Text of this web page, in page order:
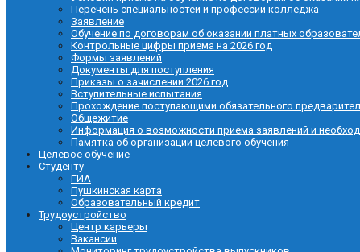
Перечень специальностей и профессий колледжа
Заявление
Обучение по договорам об оказании платных
Контрольные цифры приема на 2026 год
Формы заявлений
Документы для поступления
Приказы о зачислении 2026 год
Вступительные испытания
Прохождение поступающими обязательного
Общежитие
Информация о возможности приема заявлений и
Памятка об организации целевого обучения
Целевое обучение
Студенту
ГИА
Пушкинская карта
Образовательный кредит
Трудоустройство
Центр карьеры
Вакансии